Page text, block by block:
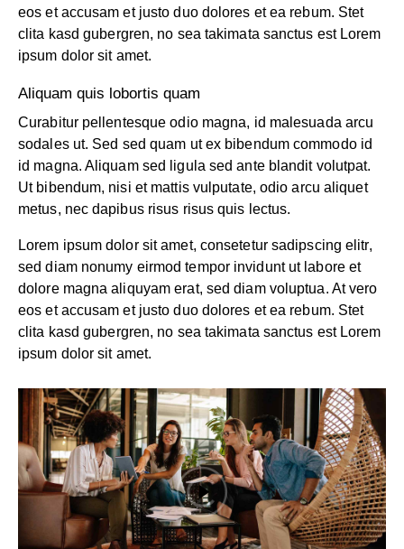
eos et accusam et justo duo dolores et ea rebum. Stet
clita kasd gubergren, no sea takimata sanctus est Lorem
ipsum dolor sit amet.
Aliquam quis lobortis quam
Curabitur pellentesque odio magna, id malesuada arcu
sodales ut. Sed sed quam ut ex bibendum commodo id
id magna. Aliquam sed ligula sed ante blandit volutpat.
Ut bibendum, nisi et mattis vulputate, odio arcu aliquet
metus, nec dapibus risus risus quis lectus.
Lorem ipsum dolor sit amet, consetetur sadipscing elitr,
sed diam nonumy eirmod tempor invidunt ut labore et
dolore magna aliquyam erat, sed diam voluptua. At vero
eos et accusam et justo duo dolores et ea rebum. Stet
clita kasd gubergren, no sea takimata sanctus est Lorem
ipsum dolor sit amet.